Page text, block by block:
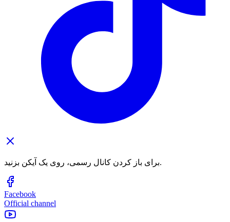
برای باز کردن کانال رسمی، روی یک آیکن بزنید.
Facebook
Official channel